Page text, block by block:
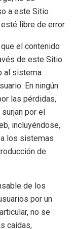
a este Sitio
libre de error.
el contenido
de este Sitio
al sistema
En ningún
las pérdidas,
por el
incluyéndose,
los sistemas
de
de los
por un
no se
caídas,